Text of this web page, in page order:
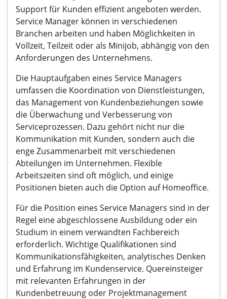
Support für Kunden effizient angeboten werden.
Service Manager können in verschiedenen
Branchen arbeiten und haben Möglichkeiten in
Vollzeit, Teilzeit oder als Minijob, abhängig von den
Anforderungen des Unternehmens.
Die Hauptaufgaben eines Service Managers
umfassen die Koordination von Dienstleistungen,
das Management von Kundenbeziehungen sowie
die Überwachung und Verbesserung von
Serviceprozessen. Dazu gehört nicht nur die
Kommunikation mit Kunden, sondern auch die
enge Zusammenarbeit mit verschiedenen
Abteilungen im Unternehmen. Flexible
Arbeitszeiten sind oft möglich, und einige
Positionen bieten auch die Option auf Homeoffice.
Für die Position eines Service Managers sind in der
Regel eine abgeschlossene Ausbildung oder ein
Studium in einem verwandten Fachbereich
erforderlich. Wichtige Qualifikationen sind
Kommunikationsfähigkeiten, analytisches Denken
und Erfahrung im Kundenservice. Quereinsteiger
mit relevanten Erfahrungen in der
Kundenbetreuung oder Projektmanagement